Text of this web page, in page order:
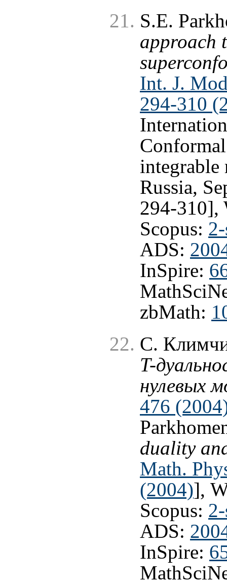
S.E.
approach
Int. J.
294-310
integrable
Russia,
294-310],
Scopus:
ADS:
InSpire:
zbMath:
С.
T-
нулевых
476
duality
Math.
(2004)],
Scopus:
ADS:
InSpire: